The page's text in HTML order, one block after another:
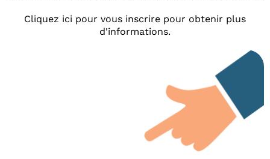
Cliquez ici pour vous inscrire pour obtenir plus
d'informations.